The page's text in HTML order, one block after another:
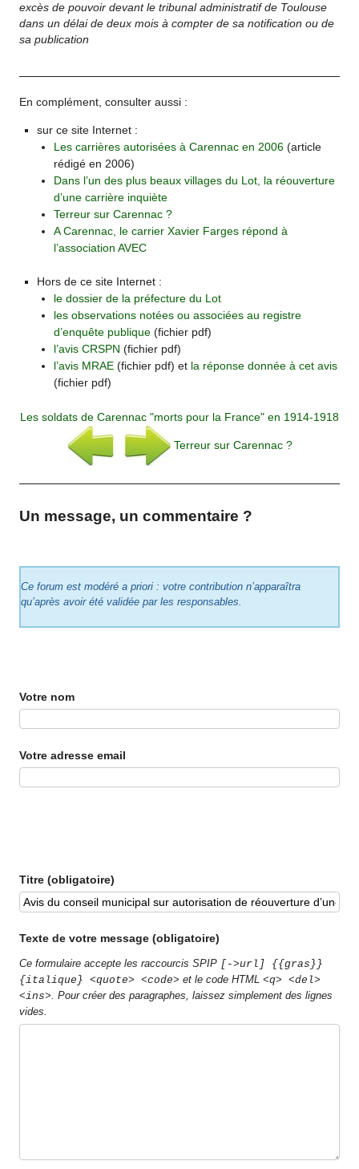
excès de pouvoir devant le tribunal administratif de Toulouse
dans un délai de deux mois à compter de sa notification ou de
sa publication
En complément, consulter aussi :
sur ce site Internet :
Les carrières autorisées à Carennac en 2006 (article
rédigé en 2006)
Dans l’un des plus beaux villages du Lot, la réouverture
d’une carrière inquiète
Terreur sur Carennac ?
A Carennac, le carrier Xavier Farges répond à
l’association AVEC
Hors de ce site Internet :
le dossier de la préfecture du Lot
les observations notées ou associées au registre
d’enquête publique (fichier pdf)
l’avis CRSPN (fichier pdf)
l’avis MRAE (fichier pdf) et la réponse donnée à cet avis
(fichier pdf)
Les soldats de Carennac "morts pour la France" en 1914-1918
Terreur sur Carennac ?
Un message, un commentaire ?
Ce forum est modéré a priori : votre contribution n’apparaîtra
qu’après avoir été validée par les responsables.
Votre nom
Votre adresse email
Titre (obligatoire)
Texte de votre message (obligatoire)
Ce formulaire accepte les raccourcis SPIP [->url] {{gras}}
{italique} <quote> <code> et le code HTML<q> <del>
<ins> . Pour créer des paragraphes, laissez simplement des lignes
vides.